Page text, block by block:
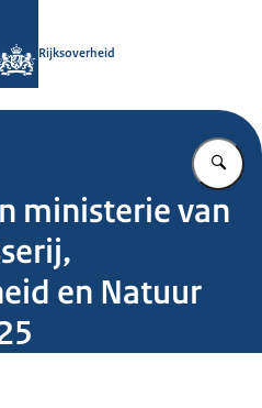
Rijksoverheid
ministerie van
en Natuur